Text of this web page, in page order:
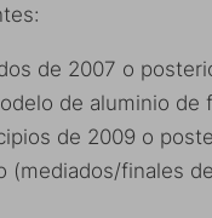
de 2007 o
de aluminio de
de 2009 o
(mediados/finales